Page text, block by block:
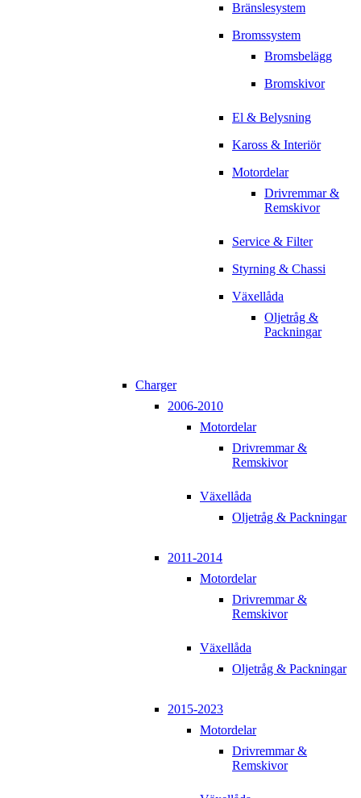
Bränslesystem
Bromssystem
Bromsbelägg
Bromskivor
El & Belysning
Kaross & Interiör
Motordelar
Drivremmar &
Remskivor
Service & Filter
Styrning & Chassi
Växellåda
Oljetråg &
Packningar
Charger
2006-2010
Motordelar
Drivremmar &
Remskivor
Växellåda
Oljetråg & Packningar
2011-2014
Motordelar
Drivremmar &
Remskivor
Växellåda
Oljetråg & Packningar
2015-2023
Motordelar
Drivremmar &
Remskivor